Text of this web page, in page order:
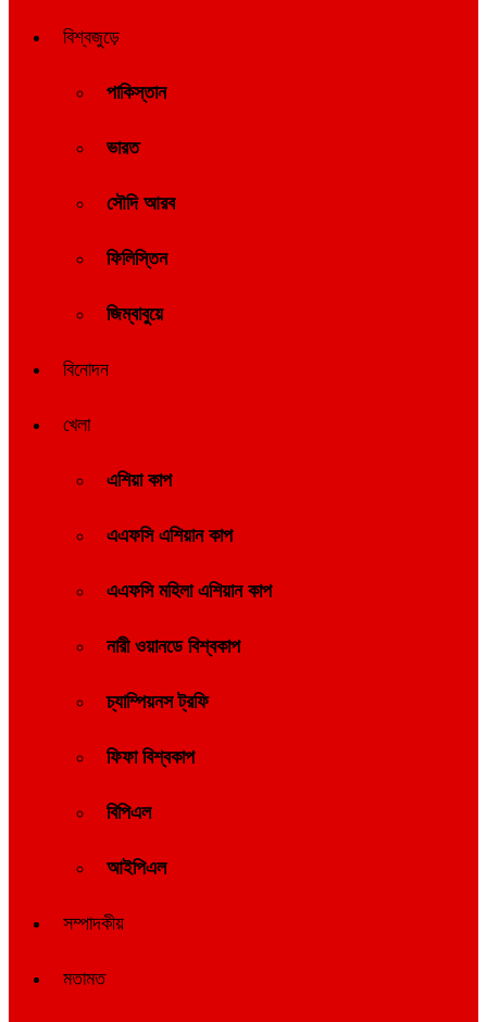
বিশ্বজুড়ে
পাকিস্তান
ভারত
সৌদি আরব
ফিলিস্তিন
জিম্বাবুয়ে
বিনোদন
খেলা
এশিয়া কাপ
এএফসি এশিয়ান কাপ
এএফসি মহিলা এশিয়ান কাপ
নারী ওয়ানডে বিশ্বকাপ
চ্যাম্পিয়নস ট্রফি
ফিফা বিশ্বকাপ
বিপিএল
আইপিএল
সম্পাদকীয়
মতামত